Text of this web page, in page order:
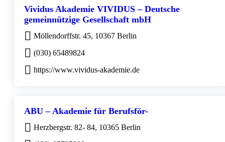
Vividus Akademie VIVIDUS – Deutsche
gemeinnützige Gesellschaft mbH
Möllendorffstr. 45, 10367 Berlin
(030) 65489824
https://www.vividus-akademie.de
ABU – Akademie für Berufsför-
Herzbergstr. 82- 84, 10365 Berlin